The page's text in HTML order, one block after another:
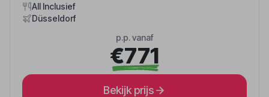
All Inclusief
Düsseldorf
p.p. vanaf
€771
Bekijk prijs